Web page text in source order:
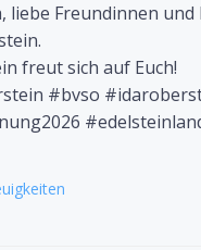
liebe Freundinnen und
freut sich auf Euch!
#bvso